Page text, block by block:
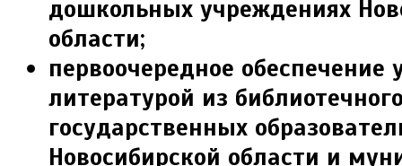
дошкольных учреждениях
области;
первоочередное обеспечение
литературой из
государственных
Новосибирской области и